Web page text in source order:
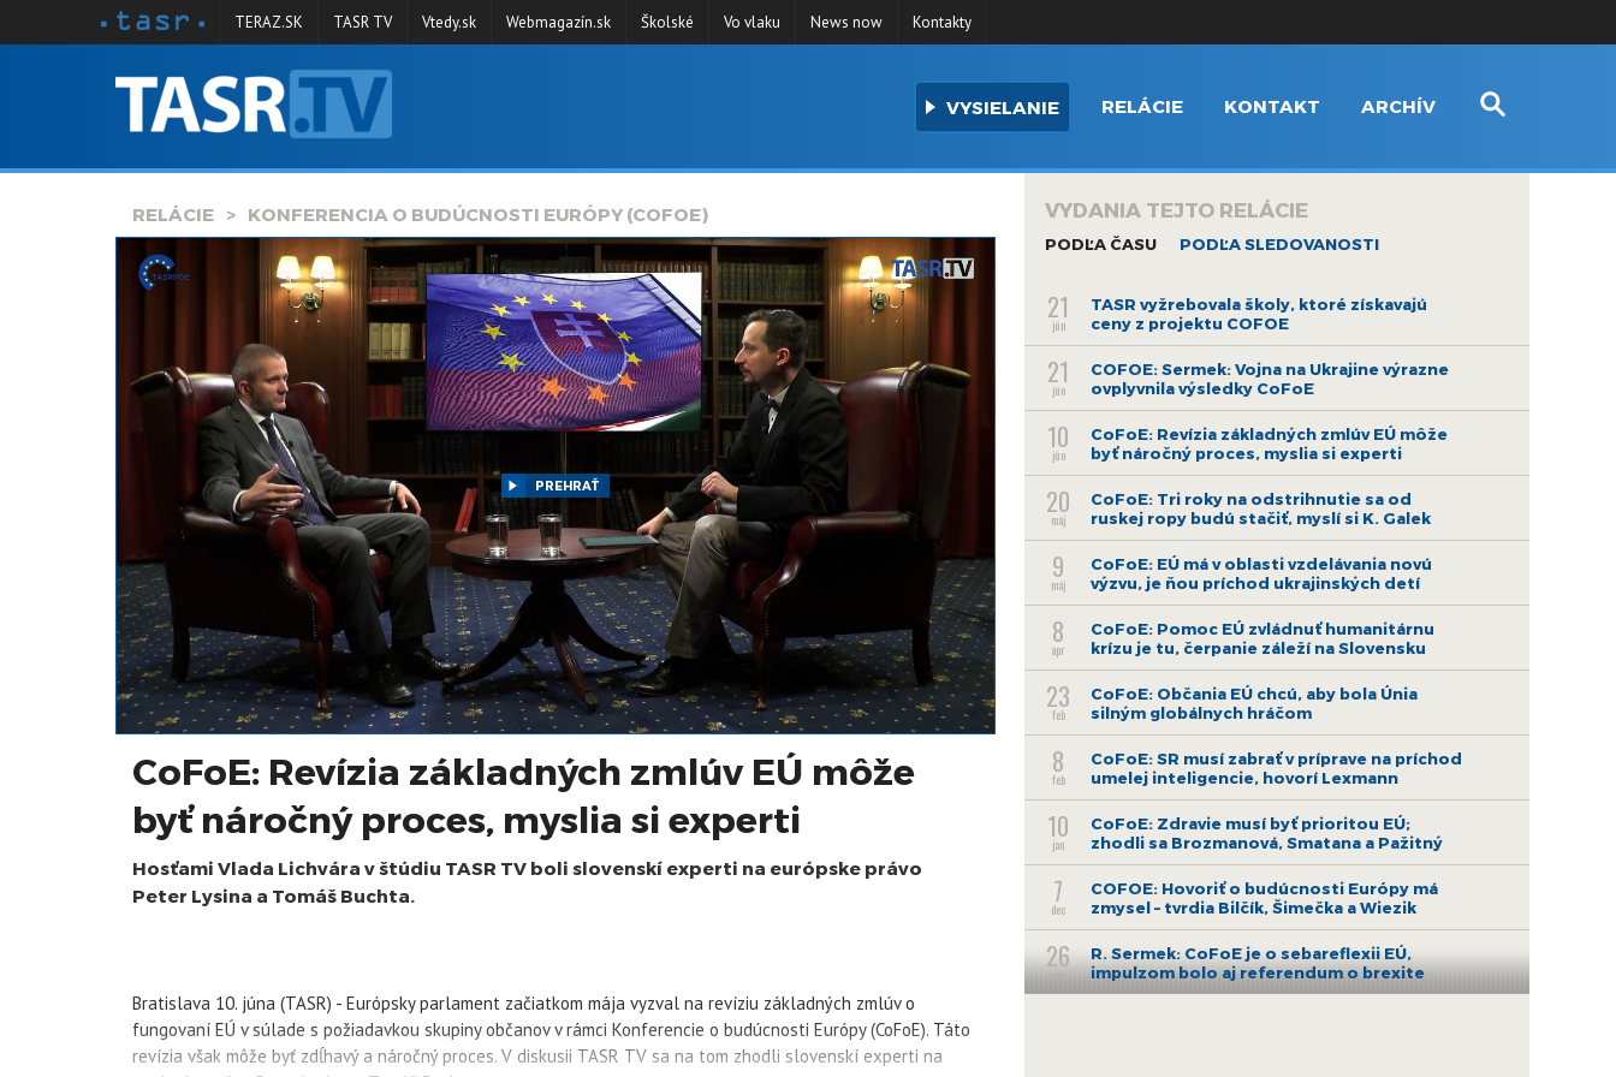
SPRAVODAJSTVO
TERAZ.SK TASR TV Vtedy.sk Webmagazín.sk Školské Vo vlaku News now Kontakty
VYSIELANIE RELÁCIE KONTAKT ARCHÍV
RELÁCIE KONFERENCIA O BUDÚCNOSTI EURÓPY (COFOE)
PREHRAŤ
CoFoE: Revízia základných zmlúv EÚ môže
byť náročný proces, myslia si experti
Hosťami Vlada Lichvára v štúdiu TASR TV boli slovenskí experti na európske právo
Peter Lysina a Tomáš Buchta.
Bratislava 10. júna (TASR) - Európsky parlament začiatkom mája vyzval na revíziu základných zmlúv o
fungovaní EÚ v súlade s požiadavkou skupiny občanov v rámci Konferencie o budúcnosti Európy (CoFoE). Táto
revízia však môže byť zdĺhavý a náročný proces. V diskusii TASR TV sa na tom zhodli slovenskí experti na
VYDANIA TEJTO RELÁCIE
PODĽA ČASU PODĽA SLEDOVANOSTI
21
jún
TASR vyžrebovala školy, ktoré získavajú
ceny z projektu COFOE
21
jún
COFOE: Sermek: Vojna na Ukrajine výrazne
ovplyvnila výsledky CoFoE
10
jún
CoFoE: Revízia základných zmlúv EÚ môže
byť náročný proces, myslia si experti
20
máj
CoFoE: Tri roky na odstrihnutie sa od
ruskej ropy budú stačiť, myslí si K. Galek
9
máj
CoFoE: EÚ má v oblasti vzdelávania novú
výzvu, je ňou príchod ukrajinských detí
8
apr
CoFoE: Pomoc EÚ zvládnuť humanitárnu
krízu je tu, čerpanie záleží na Slovensku
23
feb
CoFoE: Občania EÚ chcú, aby bola Únia
silným globálnych hráčom
8
feb
CoFoE: SR musí zabrať v príprave na príchod
umelej inteligencie, hovorí Lexmann
10
jan
CoFoE: Zdravie musí byť prioritou EÚ;
zhodli sa Brozmanová, Smatana a Pažitný
7
dec
COFOE: Hovoriť o budúcnosti Európy má
zmysel – tvrdia Bilčík, Šimečka a Wiezik
26
nov
R. Sermek: CoFoE je o sebareflexii EÚ,
impulzom bolo aj referendum o brexite